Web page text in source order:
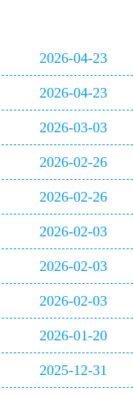
2026-04-23
2026-04-23
2026-03-03
2026-02-26
2026-02-26
2026-02-03
2026-02-03
2026-02-03
2026-01-20
2025-12-31